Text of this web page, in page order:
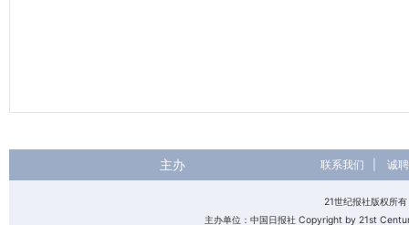
主办 联系我们 诚
21世纪报社版权所
主办单位：中国日报社 Copyright by 21st